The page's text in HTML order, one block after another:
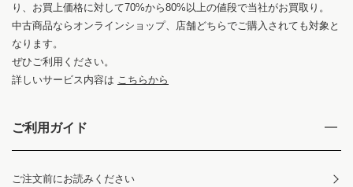
り、お買上価格に対して70%から80%以上の値段で当社がお買取り。
中古商品ならオンラインショップ、店舗どちらでご購入されても対象と
なります。
ぜひご利用ください。
詳しいサービス内容は こちらから
ご利用ガイド
ご注文前にお読みください